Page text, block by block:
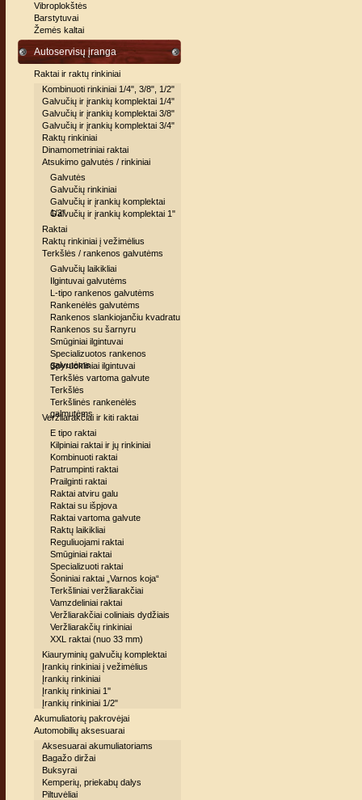
Vibroplokštės
Barstytuvai
Žemės kaltai
Autoservisų įranga
Raktai ir raktų rinkiniai
Kombinuoti rinkiniai 1/4", 3/8", 1/2"
Galvučių ir įrankių komplektai 1/4"
Galvučių ir įrankių komplektai 3/8"
Galvučių ir įrankių komplektai 3/4"
Raktų rinkiniai
Dinamometriniai raktai
Atsukimo galvutės / rinkiniai
Galvutės
Galvučių rinkiniai
Galvučių ir įrankių komplektai
1/2"
Galvučių ir įrankių komplektai 1"
Raktai
Raktų rinkiniai į vežimėlius
Terkšlės / rankenos galvutėms
Galvučių laikikliai
Ilgintuvai galvutėms
L-tipo rankenos galvutėms
Rankenėlės galvutėms
Rankenos slankiojančiu kvadratu
Rankenos su šarnyru
Smūginiai ilgintuvai
Specializuotos rankenos
galvutėms
Spyruokliniai ilgintuvai
Terkšlės vartoma galvute
Terkšlės
Terkšlinės rankenėlės
galmutėms
Veržliarakčiai ir kiti raktai
E tipo raktai
Kilpiniai raktai ir jų rinkiniai
Kombinuoti raktai
Patrumpinti raktai
Prailginti raktai
Raktai atviru galu
Raktai su išpjova
Raktai vartoma galvute
Raktų laikikliai
Reguliuojami raktai
Smūginiai raktai
Specializuoti raktai
Šoniniai raktai „Varnos koja“
Terkšliniai veržliarakčiai
Vamzdeliniai raktai
Veržliarakčiai coliniais dydžiais
Veržliarakčių rinkiniai
XXL raktai (nuo 33 mm)
Kiauryminių galvučių komplektai
Įrankių rinkiniai į vežimėlius
Įrankių rinkiniai
Įrankių rinkiniai 1''
Įrankių rinkiniai 1/2"
Akumuliatorių pakrovėjai
Automobilių aksesuarai
Aksesuarai akumuliatoriams
Bagažo diržai
Buksyrai
Kemperių, priekabų dalys
Piltuvėliai